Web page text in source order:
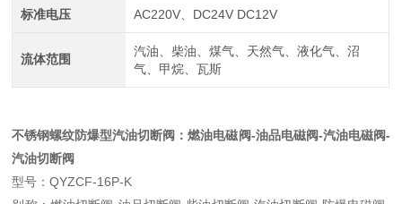
标准电压 AC220V、DC24V DC12V
流体范围
汽油、柴油、煤气、天然气、液化气、沼
气、甲烷、瓦斯
不锈钢螺纹防爆型汽油切断阀 ：燃油电磁阀-油品电磁阀-汽油电磁阀-
汽油切断阀
型号：QYZCF-16P-K